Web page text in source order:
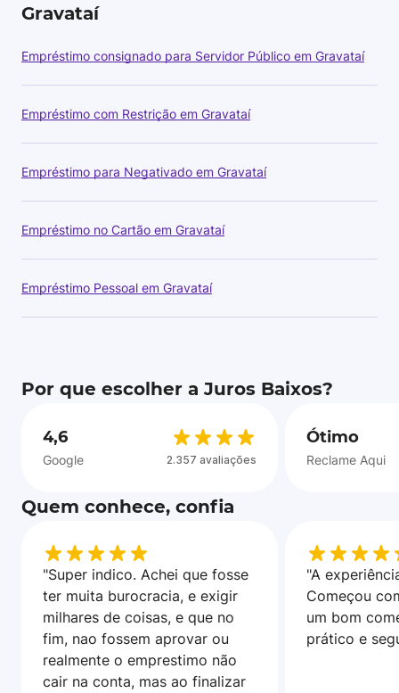
Gravataí
Empréstimo consignado para Servidor Público em Gravataí
Empréstimo com Restrição em Gravataí
Empréstimo para Negativado em Gravataí
Empréstimo no Cartão em Gravataí
Empréstimo Pessoal em Gravataí
Por que escolher a Juros Baixos?
4,6
Google 2.357 avaliações
Ótimo
Reclame Aqui
Quem conhece, confia
"Super indico. Achei que fosse
ter muita burocracia, e exigir
milhares de coisas, e que no
fim, nao fossem aprovar ou
realmente o emprestimo não
cair na conta, mas ao finalizar
"A
Começou
um bom
prático e